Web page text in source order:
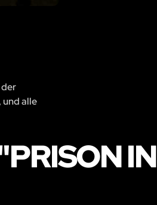
und alle
IN